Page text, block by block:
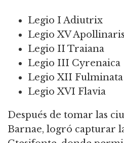
Legio I Adiutrix
Legio XV Apollinaris
Legio II Traiana
Legio III Cyrenaica
Legio XII Fulminata
Legio XVI Flavia
Después de tomar las
Barnae, logró capturar